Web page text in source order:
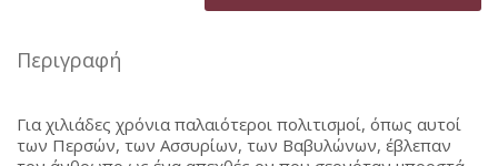
Περιγραφή
Για χιλιάδες χρόνια παλαιότεροι πολιτισμοί, όπως αυτοί
των Περσών, των Ασσυρίων, των Βαβυλώνων, έβλεπαν